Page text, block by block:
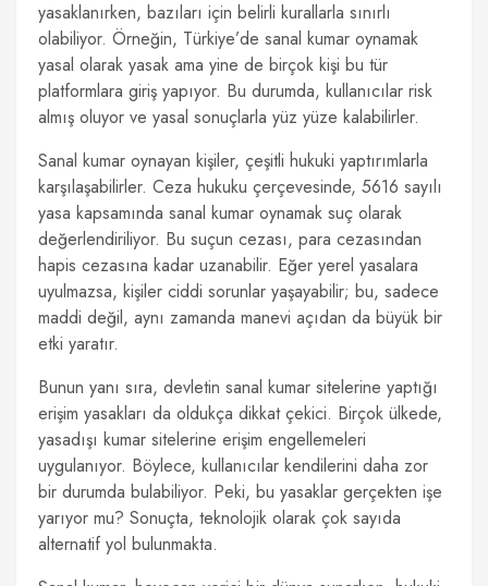
yasaklanırken, bazıları için belirli kurallarla sınırlı
olabiliyor. Örneğin, Türkiye’de sanal kumar oynamak
yasal olarak yasak ama yine de birçok kişi bu tür
platformlara giriş yapıyor. Bu durumda, kullanıcılar risk
almış oluyor ve yasal sonuçlarla yüz yüze kalabilirler.
Sanal kumar oynayan kişiler, çeşitli hukuki yaptırımlarla
karşılaşabilirler. Ceza hukuku çerçevesinde, 5616 sayılı
yasa kapsamında sanal kumar oynamak suç olarak
değerlendiriliyor. Bu suçun cezası, para cezasından
hapis cezasına kadar uzanabilir. Eğer yerel yasalara
uyulmazsa, kişiler ciddi sorunlar yaşayabilir; bu, sadece
maddi değil, aynı zamanda manevi açıdan da büyük bir
etki yaratır.
Bunun yanı sıra, devletin sanal kumar sitelerine yaptığı
erişim yasakları da oldukça dikkat çekici. Birçok ülkede,
yasadışı kumar sitelerine erişim engellemeleri
uygulanıyor. Böylece, kullanıcılar kendilerini daha zor
bir durumda bulabiliyor. Peki, bu yasaklar gerçekten işe
yarıyor mu? Sonuçta, teknolojik olarak çok sayıda
alternatif yol bulunmakta.